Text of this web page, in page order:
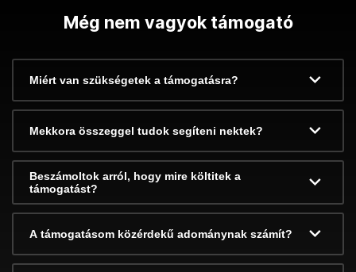
Még nem vagyok támogató
Miért van szükségetek a támogatásra?
Mekkora összeggel tudok segíteni nektek?
Beszámoltok arról, hogy mire költitek a
támogatást?
A támogatásom közérdekű adománynak számít?